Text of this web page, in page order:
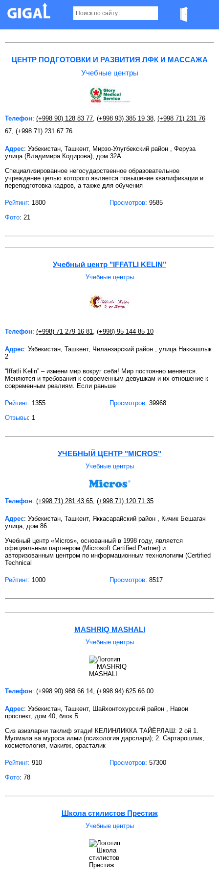
Учебные центры в Ташкенте
ЦЕНТР ПОДГОТОВКИ И РАЗВИТИЯ ЛФК И МАССАЖА
Учебные центры
Телефон: (+998 90) 128 83 77 (+998 93) 385 19 38 (+998 71) 231 76
67 (+998 71) 231 67 76
Адрес: Узбекистан, Ташкент, Мирзо-Улугбекский район , Феруза
улица (Владимира Кодирова), дом 32А
Специализированное негосударственное образовательное
учреждение целью которого является повышение квалификации и
переподготовка кадров, а также для обучения
Рейтинг: 1800 Просмотров: 9585
Фото: 21
Учебный центр "IFFATLI KELIN"
Учебные центры
Телефон: (+998) 71 279 16 81, (+998) 95 144 85 10
Адрес: Узбекистан, Ташкент, Чиланзарский район , улица Наккашлык
2
“Iffatli Kelin” – измени мир вокруг себя! Мир постоянно меняется.
Меняются и требования к современным девушкам и их отношение к
современным реалиям. Если раньше
Рейтинг: 1355 Просмотров: 39968
Отзывы: 1
УЧЕБНЫЙ ЦЕНТР "MICROS"
Учебные центры
Телефон: (+998 71) 281 43 65, (+998 71) 120 71 35
Адрес: Узбекистан, Ташкент, Яккасарайский район , Кичик Бешагач
улица, дом 86
Учебный центр «Micros», основанный в 1998 году, является
официальным партнером (Microsoft Certified Partner) и
авторизованным центром по информационным технологиям (Certified
Technical
Рейтинг: 1000 Просмотров: 8517
MASHRIQ MASHALI
Учебные центры
Телефон: (+998 90) 988 66 14 (+998 94) 625 66 00
Адрес: Узбекистан, Ташкент, Шайхонтохурский район , Навои
проспект, дом 40, блок Б
Сиз азизларни таклиф этади! КЕЛИНЛИККА ТАЙЁРЛАШ: 2 ой 1.
Муомала ва муроса илми (психология дарслари); 2. Сартарошлик,
косметология, макияж, орасталик
Рейтинг: 910 Просмотров: 57300
Фото: 78
Школа стилистов Престиж
Учебные центры